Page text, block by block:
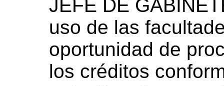
JEFE DE
uso de las
oportunidad de
los créditos